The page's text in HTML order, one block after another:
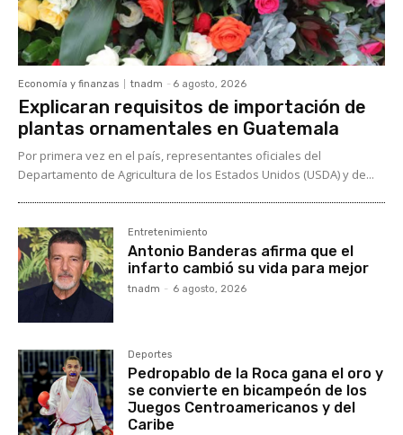
Economía y finanzas tnadm - 6 agosto, 2026
Explicaran requisitos de importación de
plantas ornamentales en Guatemala
Por primera vez en el país, representantes oficiales del
Departamento de Agricultura de los Estados Unidos (USDA) y de...
Entretenimiento
Antonio Banderas afirma que el
infarto cambió su vida para mejor
tnadm - 6 agosto, 2026
Deportes
Pedropablo de la Roca gana el oro y
se convierte en bicampeón de los
Juegos Centroamericanos y del
Caribe